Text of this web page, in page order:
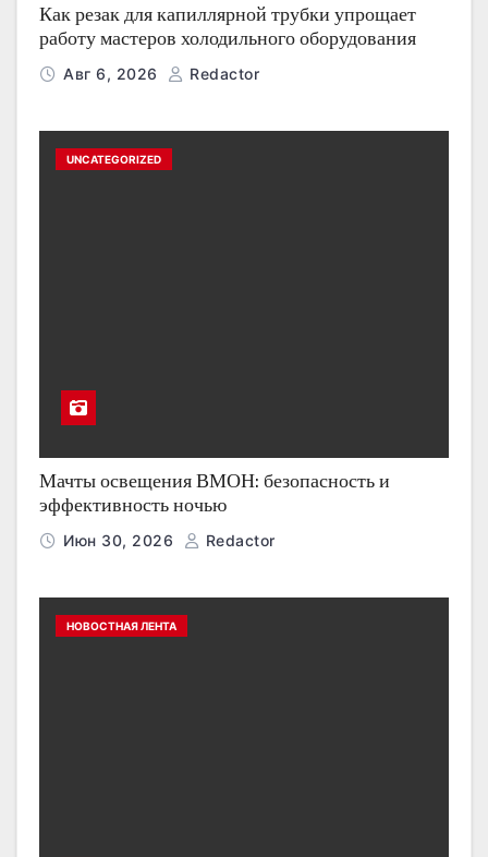
Как резак для капиллярной трубки упрощает
работу мастеров холодильного оборудования
Авг 6, 2026 Redactor
UNCATEGORIZED
Мачты освещения ВМОН: безопасность и
эффективность ночью
Июн 30, 2026 Redactor
НОВОСТНАЯ ЛЕНТА